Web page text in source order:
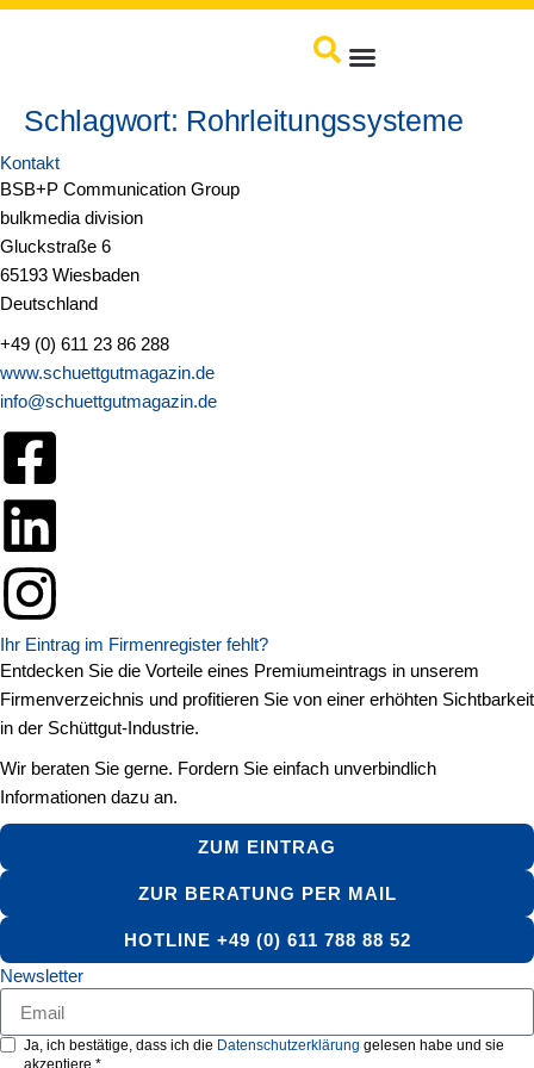
Schlagwort: Rohrleitungssysteme
Kontakt
BSB+P Communication Group
bulkmedia division
Gluckstraße 6
65193 Wiesbaden
Deutschland
+49 (0) 611 23 86 288
www.schuettgutmagazin.de
info@schuettgutmagazin.de
Ihr Eintrag im Firmenregister fehlt?
Entdecken Sie die Vorteile eines Premiumeintrags in unserem
Firmenverzeichnis und profitieren Sie von einer erhöhten Sichtbarkeit
in der Schüttgut-Industrie.
Wir beraten Sie gerne. Fordern Sie einfach unverbindlich
Informationen dazu an.
ZUM EINTRAG
ZUR BERATUNG PER MAIL
HOTLINE +49 (0) 611 788 88 52
Newsletter
Ja, ich bestätige, dass ich die Datenschutzerklärung gelesen habe und sie
akzeptiere.*